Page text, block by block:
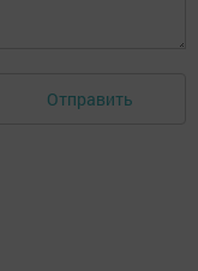
Отправить